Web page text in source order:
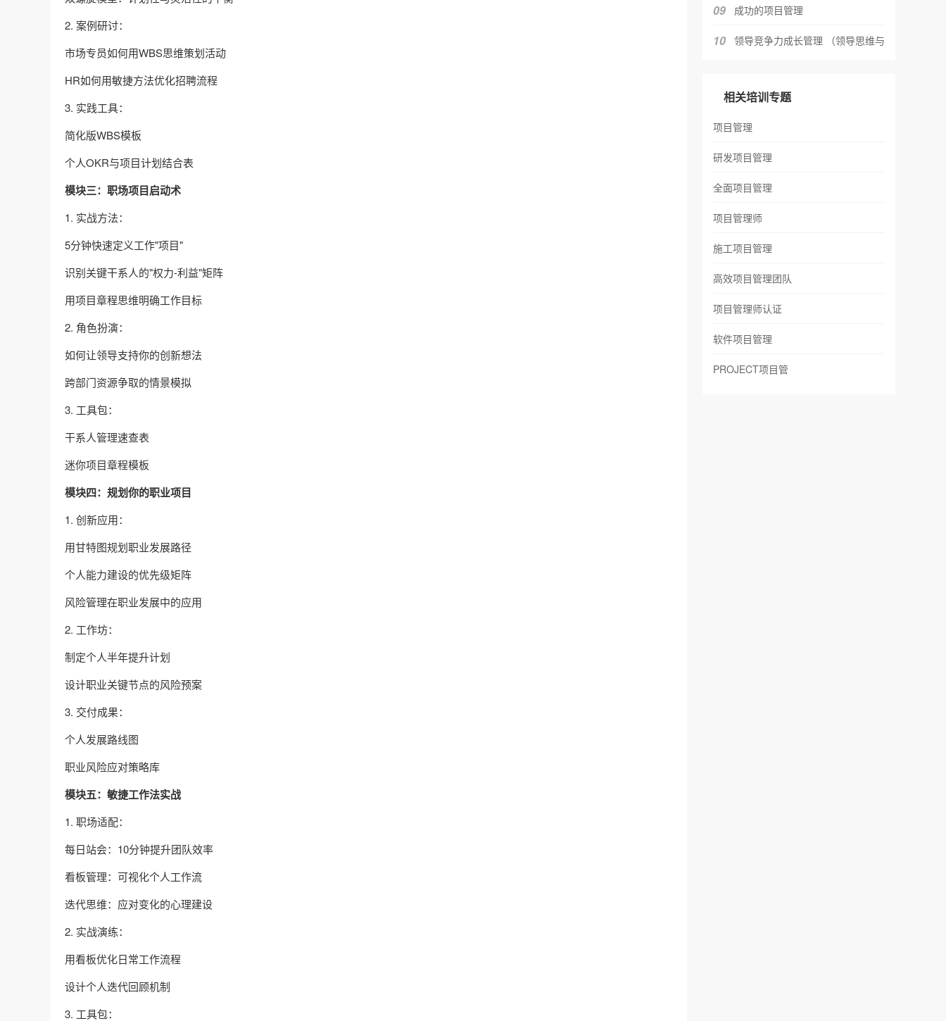
2. 案例研讨：
市场专员如何用WBS思维策划活动
HR如何用敏捷方法优化招聘流程
3. 实践工具：
简化版WBS模板
个人OKR与项目计划结合表
模块三：职场项目启动术
1. 实战方法：
5分钟快速定义工作"项目"
识别关键干系人的"权力-利益"矩阵
用项目章程思维明确工作目标
2. 角色扮演：
如何让领导支持你的创新想法
跨部门资源争取的情景模拟
3. 工具包：
干系人管理速查表
迷你项目章程模板
模块四：规划你的职业项目
1. 创新应用：
用甘特图规划职业发展路径
个人能力建设的优先级矩阵
风险管理在职业发展中的应用
2. 工作坊：
制定个人半年提升计划
设计职业关键节点的风险预案
3. 交付成果：
个人发展路线图
职业风险应对策略库
模块五：敏捷工作法实战
1. 职场适配：
每日站会：10分钟提升团队效率
看板管理：可视化个人工作流
迭代思维：应对变化的心理建设
2. 实战演练：
用看板优化日常工作流程
设计个人迭代回顾机制
3. 工具包：
09 成功的项目管理
10 领导竞争力成长管理 （领导思维与
相关培训专题
项目管理
研发项目管理
全面项目管理
项目管理师
施工项目管理
高效项目管理团队
项目管理师认证
软件项目管理
PROJECT项目管